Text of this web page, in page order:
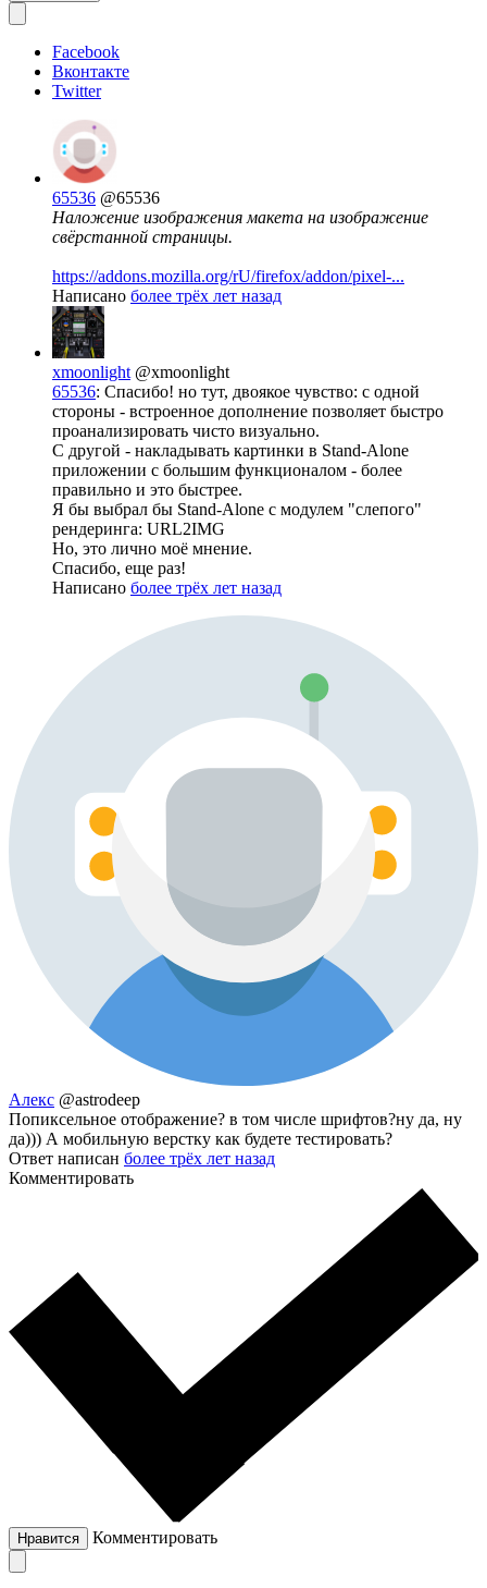
Facebook
Вконтакте
Twitter
65536 @65536
Наложение изображения макета на изображение
свёрстанной страницы.
https://addons.mozilla.org/rU/firefox/addon/pixel-...
Написано более трёх лет назад
xmoonlight @xmoonlight
65536: Спасибо! но тут, двоякое чувство: с одной
стороны - встроенное дополнение позволяет быстро
проанализировать чисто визуально.
С другой - накладывать картинки в Stand-Alone
приложении с большим функционалом - более
правильно и это быстрее.
Я бы выбрал бы Stand-Alone с модулем "слепого"
рендеринга: URL2IMG
Но, это лично моё мнение.
Спасибо, еще раз!
Написано более трёх лет назад
Алекс @astrodeep
Попиксельное отображение? в том числе шрифтов?ну да, ну
да))) А мобильную верстку как будете тестировать?
Ответ написан более трёх лет назад
Комментировать
Нравится Комментировать